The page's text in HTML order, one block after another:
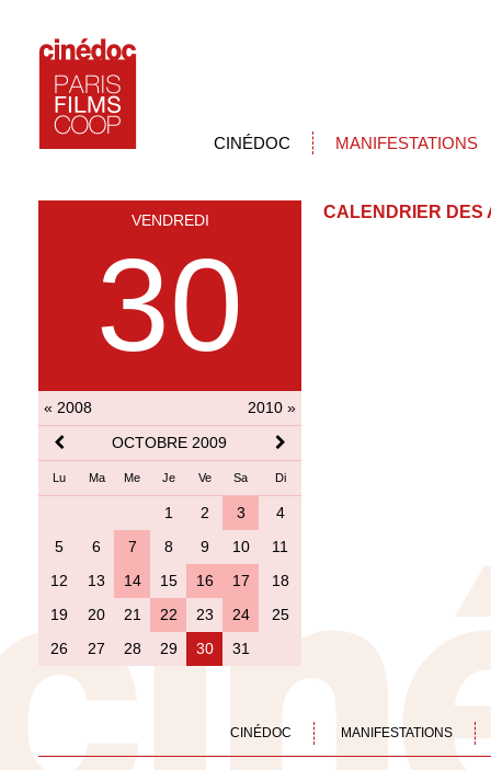
CINÉDOC MANIFESTATIONS
VENDREDI
30
« 2008
2010 »
OCTOBRE 2009
Lu Ma Me Je Ve Sa Di
1 2 3
4
5
6 7 8 9 10
11
12
13 14 15 16 17
18
19
20 21 22 23 24
25
26
27 28 29 30 31
CALENDRIER DES
CINÉDOC MANIFESTATIONS